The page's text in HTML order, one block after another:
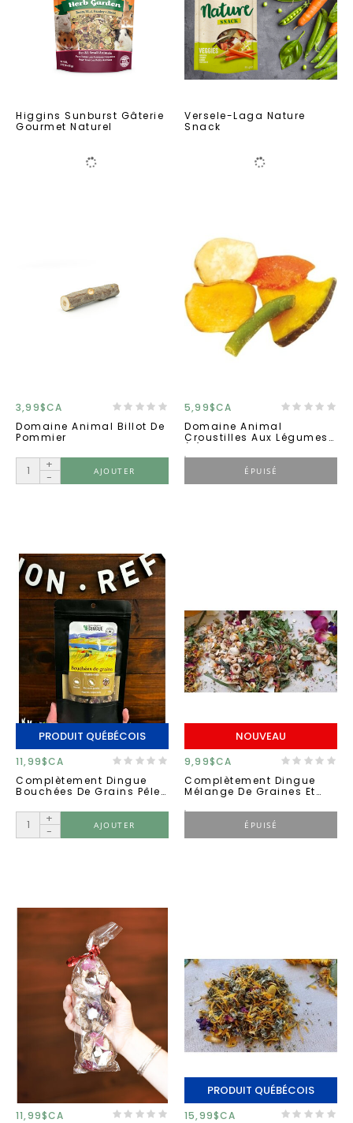
Higgins Sunburst Gâterie
Gourmet Naturel
Versele-Laga Nature
Snack
3,99$CA
Domaine Animal Billot De
Pommier
+
-
AJOUTER
5,99$CA
Domaine Animal
Croustilles Aux Légumes
ÉPUISÉ
PRODUIT QUÉBÉCOIS
11,99$CA
Complètement Dingue
Bouchées De Grains Pêle-
+
-
AJOUTER
NOUVEAU
9,99$CA
Complètement Dingue
Mélange De Graines Et
150g
ÉPUISÉ
11,99$CA
PRODUIT QUÉBÉCOIS
15,99$CA